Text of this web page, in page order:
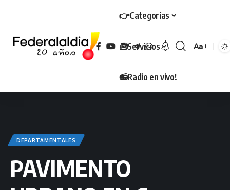
👉Categorías
🧰Servicios
📻Radio en vivo!
Tamaño
Aa
DEPARTAMENTALES
PAVIMENTO